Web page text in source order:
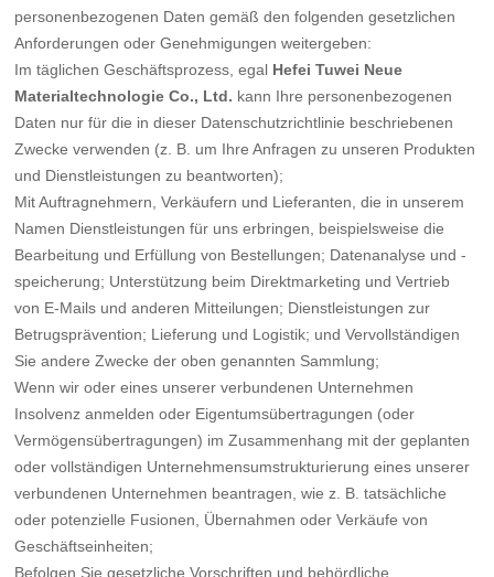
personenbezogenen Daten gemäß den folgenden gesetzlichen
Anforderungen oder Genehmigungen weitergeben:
Im täglichen Geschäftsprozess, egal Hefei Tuwei Neue
Materialtechnologie Co., Ltd. kann Ihre personenbezogenen
Daten nur für die in dieser Datenschutzrichtlinie beschriebenen
Zwecke verwenden (z. B. um Ihre Anfragen zu unseren Produkten
und Dienstleistungen zu beantworten);
Mit Auftragnehmern, Verkäufern und Lieferanten, die in unserem
Namen Dienstleistungen für uns erbringen, beispielsweise die
Bearbeitung und Erfüllung von Bestellungen; Datenanalyse und -
speicherung; Unterstützung beim Direktmarketing und Vertrieb
von E-Mails und anderen Mitteilungen; Dienstleistungen zur
Betrugsprävention; Lieferung und Logistik; und Vervollständigen
Sie andere Zwecke der oben genannten Sammlung;
Wenn wir oder eines unserer verbundenen Unternehmen
Insolvenz anmelden oder Eigentumsübertragungen (oder
Vermögensübertragungen) im Zusammenhang mit der geplanten
oder vollständigen Unternehmensumstrukturierung eines unserer
verbundenen Unternehmen beantragen, wie z. B. tatsächliche
oder potenzielle Fusionen, Übernahmen oder Verkäufe von
Geschäftseinheiten;
Befolgen Sie gesetzliche Vorschriften und behördliche